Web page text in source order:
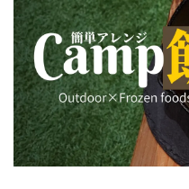
謹製 羽根つき なにわのお
夏
5フリー
お
おうちde街中華コミュニテ
お取り寄せ
お好み焼
うどん
キャンプ
クリスピーひとくち餃子
せいろ
エビチリ